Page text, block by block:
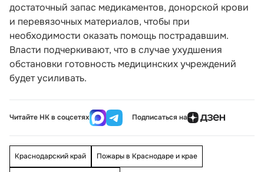
достаточный запас медикаментов, донорской крови
и перевязочных материалов, чтобы при
необходимости оказать помощь пострадавшим.
Власти подчеркивают, что в случае ухудшения
обстановки готовность медицинских учреждений
будет усиливать.
Читайте НК в соцсетях Подписаться на
Краснодарский край Пожары в Краснодаре и крае